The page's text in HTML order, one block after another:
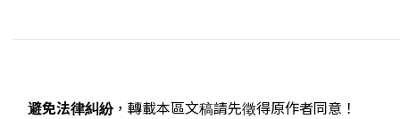
避免法律糾紛，轉載本區文稿請先徵得原作者同意！